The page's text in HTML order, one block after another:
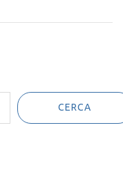
CERCA